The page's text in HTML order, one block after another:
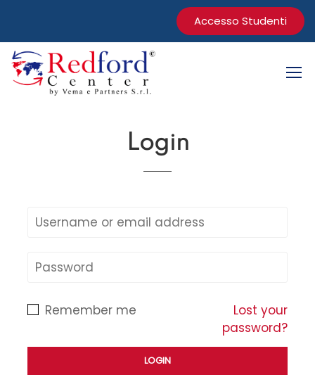
Accesso Studenti
Login
Remember me
Lost your
password?